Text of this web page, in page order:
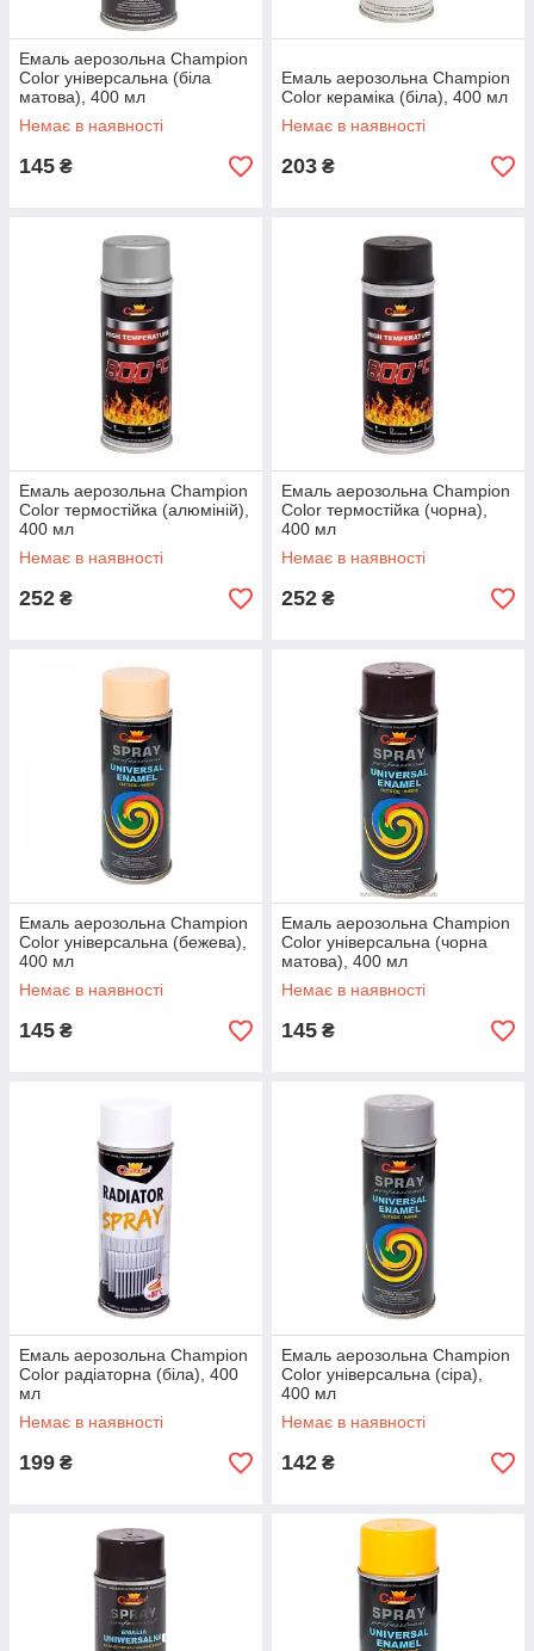
Емаль аерозольна Champion
Color універсальна (біла
матова), 400 мл
Немає в наявності
145 ₴
Емаль аерозольна Champion
Color кераміка (біла), 400 мл
Немає в наявності
203 ₴
Емаль аерозольна Champion
Color термостійка (алюміній),
400 мл
Немає в наявності
252 ₴
Емаль аерозольна Champion
Color термостійка (чорна),
400 мл
Немає в наявності
252 ₴
Емаль аерозольна Champion
Color універсальна (бежева),
400 мл
Немає в наявності
145 ₴
Емаль аерозольна Champion
Color універсальна (чорна
матова), 400 мл
Немає в наявності
145 ₴
Емаль аерозольна Champion
Color радіаторна (біла), 400
мл
Немає в наявності
199 ₴
Емаль аерозольна Champion
Color універсальна (сіра),
400 мл
Немає в наявності
142 ₴